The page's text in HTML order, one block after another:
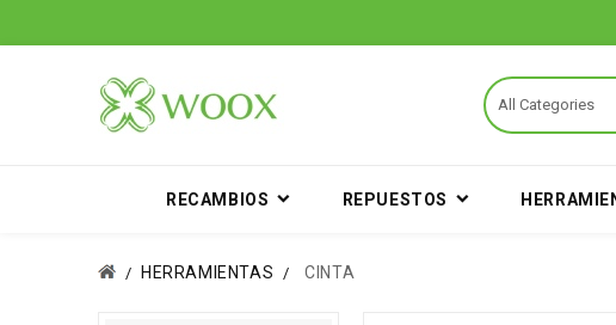
RECAMBIOS REPUESTOS
HERRAMIENTAS CINTA